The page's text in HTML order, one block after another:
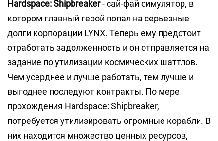
Hardspace: Shipbreaker- сай-фай симулятор, в
котором главный герой попал на серьезные
долги корпорации LYNX. Теперь ему предстоит
отработать задолженность и он отправляется на
задание по утилизации космических шаттлов.
Чем усерднее и лучше работать, тем лучше и
выгоднее последуют контракты. По мере
прохождения Hardspace: Shipbreaker,
потребуется утилизировать огромные корабли. В
них находится множество ценных ресурсов,